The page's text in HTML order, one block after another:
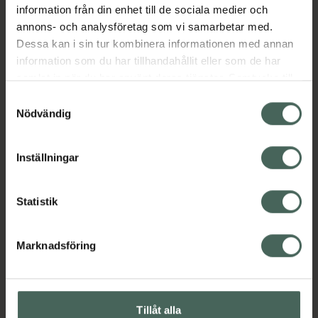
information från din enhet till de sociala medier och
annons- och analysföretag som vi samarbetar med.
Dessa kan i sin tur kombinera informationen med annan
information som du har tillhandahållit eller som de har
samlat in när du har använt deras tjänster. Samtycke till
återkalla ditt samtycke via webbplatsens
cookieinställningar. Ett återkallat samtycke påverkar inte
lagligheten av behandling som skett innan återkallelsen.
Nödvändig
Inställningar
Statistik
Marknadsföring
Tillåt alla
Kategorier:
Måltidsersättning
Visa
Visa
Måltidsersättning